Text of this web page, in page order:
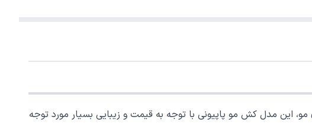
این مدل کش مو پاپیونی با توجه به قیمت و زیبایی بسیار مورد توجه